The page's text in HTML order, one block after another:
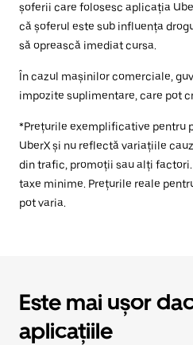
șoferii care folosesc aplicația
că șoferul este sub influența
să oprească imediat cursa.
În cazul mașinilor comerciale,
impozite suplimentare, care pot
*Prețurile exemplificative pentru
UberX și nu reflectă variațiile
din trafic, promoții sau alți
taxe minime. Prețurile reale
pot varia.
Este mai ușor
aplicațiile